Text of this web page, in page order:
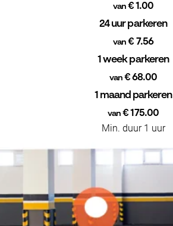
van€ 1.00
24 uur parkeren
van € 7.56
1 week parkeren
van€ 68.00
1 maand parkeren
van € 175.00
Min. duur 1 uur